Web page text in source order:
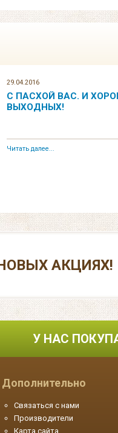
29.04.2016
С ПАСХОЙ ВАС. И
ВЫХОДНЫХ!
Читать далее...
АКЦИЯХ!
У НАС
Дополнительно
Связаться с нами
Производители
Карта сайта